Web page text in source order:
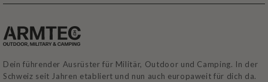
Dein führender Ausrüster für Militär, Outdoor und Camping. In der
Schweiz seit Jahren etabliert und nun auch europaweit für dich da.